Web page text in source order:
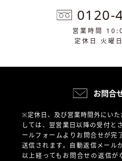
0120-
営業時間
定休日 火曜
お問合
※定休日、及び営業時間外にい
しては、翌営業日以降の受付と
ールフォームよりお問合せが完
送信されます。自動返信メール
以上経ってもお問合せの返信